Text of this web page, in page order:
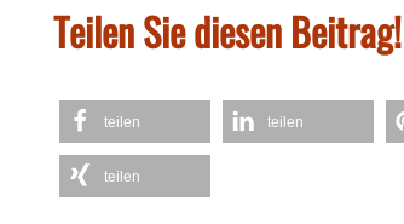
Teilen Sie diesen Beitrag!
teilen teilen
teilen